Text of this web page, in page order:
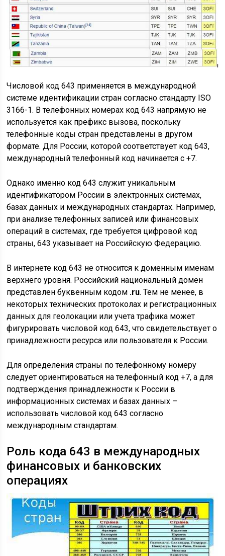
Числовой код 643 применяется в международной
системе идентификации стран согласно стандарту ISO
3166-1. В телефонных номерах код 643 напрямую не
используется как префикс вызова, поскольку
телефонные коды стран представлены в другом
формате. Для России, которой соответствует код 643,
международный телефонный код начинается с +7.
Однако именно код 643 служит уникальным
идентификатором России в электронных системах,
базах данных и международных стандартах. Например,
при анализе телефонных записей или финансовых
операций в системах, где требуется цифровой код
страны, 643 указывает на Российскую Федерацию.
В интернете код 643 не относится к доменным именам
верхнего уровня. Российский национальный домен
представлен буквенным кодом .ru. Тем не менее, в
некоторых технических протоколах и регистрационных
данных для геолокации или учета трафика может
фигурировать числовой код 643, что свидетельствует о
принадлежности ресурса или пользователя к России.
Для определения страны по телефонному номеру
следует ориентироваться на телефонный код +7, а для
подтверждения принадлежности к России в
информационных системах и базах данных –
использовать числовой код 643 согласно
международным стандартам.
Роль кода 643 в международных
финансовых и банковских
операциях